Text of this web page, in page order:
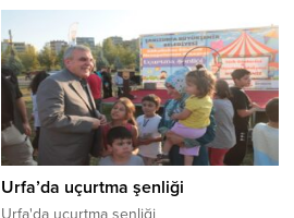
Urfa’da uçurtma şenliği